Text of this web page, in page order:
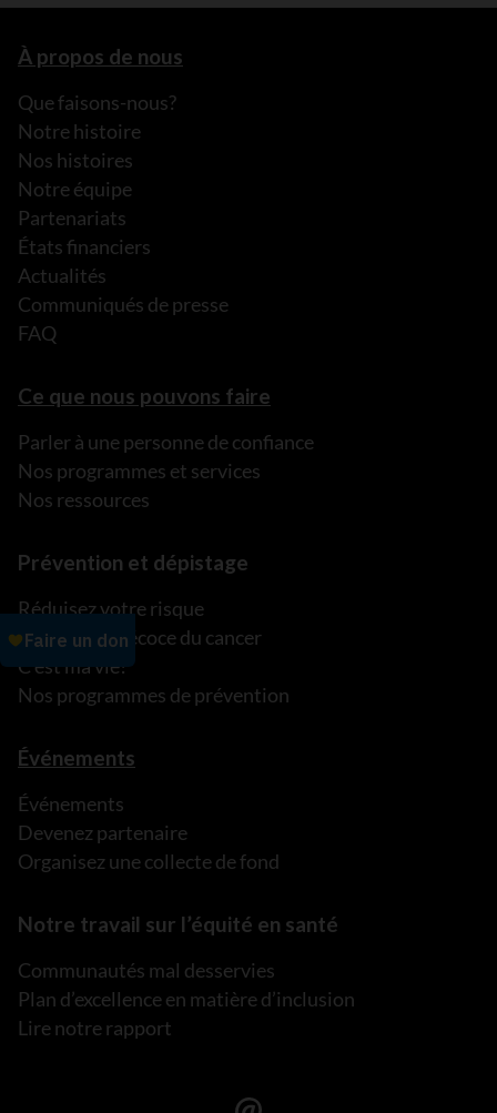
À propos de nous
Que faisons-nous?
Notre histoire
Nos histoires
Notre équipe
Partenariats
États financiers
Actualités
Communiqués de presse
FAQ
Ce que nous pouvons faire
Parler à une personne de confiance
Nos programmes et services
Nos ressources
Prévention et dépistage
Réduisez votre risque
Détection précoce du cancer
C’est ma vie!
Nos programmes de prévention
Événements
Événements
Devenez partenaire
Organisez une collecte de fond
Notre travail sur l’équité en santé
Communautés mal desservies
Plan d’excellence en matière d’inclusion
Lire notre rapport